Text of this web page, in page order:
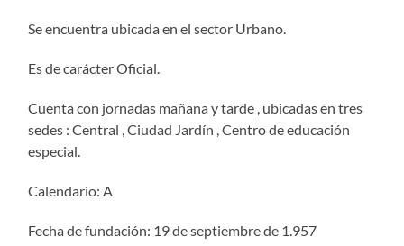
Se encuentra ubicada en el sector Urbano.
Es de carácter Oficial.
Cuenta con jornadas mañana y tarde , ubicadas en tres
sedes : Central , Ciudad Jardín , Centro de educación
especial.
Calendario: A
Fecha de fundación: 19 de septiembre de 1.957